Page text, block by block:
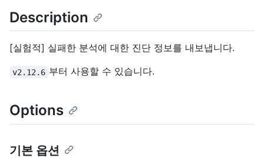
Description
[실험적] 실패한 분석에 대한 진단 정보를 내보냅니다.
v2.12.6 부터 사용할 수 있습니다.
Options
기본 옵션